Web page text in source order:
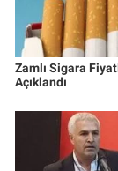
Zamlı Sigara
Açıklandı